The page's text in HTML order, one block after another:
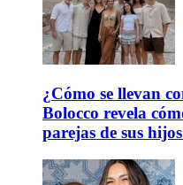
¿Cómo se llevan
Bolocco revela
parejas de sus